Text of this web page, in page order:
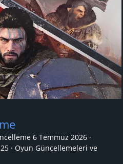
6 Temmuz 2026
Oyun Güncellemeleri ve